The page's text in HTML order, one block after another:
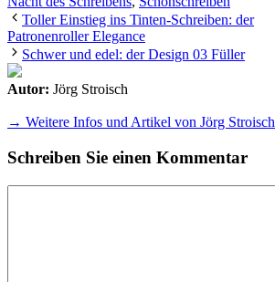
Toller Einstieg ins Tinten-Schreiben: der
Patronenroller Elegance
Schwer und edel: der Design 03 Füller
Autor: Jörg Stroisch
→ Weitere Infos und Artikel von Jörg Stroisch
Schreiben Sie einen Kommentar